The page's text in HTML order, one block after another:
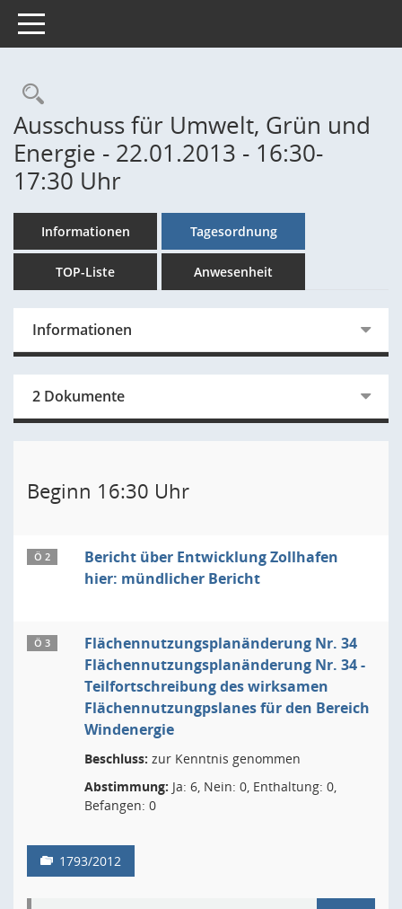
Toggle navigation
Rechercheauswahl
Ausschuss für Umwelt, Grün und
Energie - 22.01.2013 - 16:30-
17:30 Uhr
Informationen Tagesordnung
TOP-Liste Anwesenheit
Informationen
2 Dokumente
Beginn 16:30 Uhr
Ö 2
Bericht über Entwicklung Zollhafen
hier: mündlicher Bericht
Ö 3
Flächennutzungsplanänderung Nr. 34
Flächennutzungsplanänderung Nr. 34 -
Teilfortschreibung des wirksamen
Flächennutzungpslanes für den Bereich
Windenergie
Beschluss: zur Kenntnis genommen
Abstimmung: Ja: 6, Nein: 0, Enthaltung: 0,
Befangen: 0
1793/2012